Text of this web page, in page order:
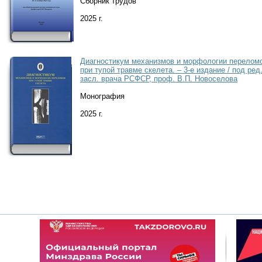
2025 г.
Диагностикум механизмов и морфологии
при тупой травме скелета. – 3-е издание / под ред.
засл. врача РСФСР, проф. В.П. Новоселова
Монография
2025 г.